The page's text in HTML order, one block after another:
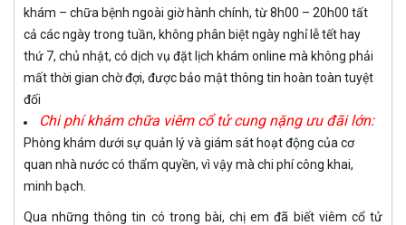
khám – chữa bệnh ngoài giờ hành chính, từ 8h00 – 20h00 tất
cả các ngày trong tuần, không phân biệt ngày nghỉ lễ tết hay
thứ 7, chủ nhật, có dịch vụ đặt lịch khám online mà không phải
mất thời gian chờ đợi, được bảo mật thông tin hoàn toàn tuyệt
đối
Chi phí khám chữa viêm cổ tử cung nặng ưu đãi lớn:
Phòng khám dưới sự quản lý và giám sát hoạt động của cơ
quan nhà nước có thẩm quyền, vì vậy mà chi phí công khai,
minh bạch.
Qua những thông tin có trong bài, chị em đã biết viêm cổ tử